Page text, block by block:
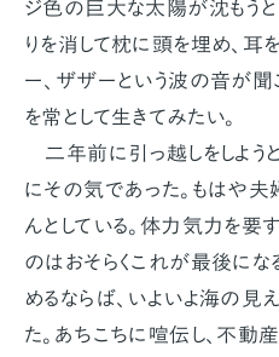
ジ色の巨大な太陽が沈もうと
りを消して枕に頭を埋め、耳
ー、ザザーという波の音が聞
を常として生きてみたい。
二年前に引っ越しをしよう
にその気であった。もはや夫
んとしている。体力気力を要
のはおそらくこれが最後にな
めるならば、いよいよ海の見
た。あちこちに喧伝し、不動